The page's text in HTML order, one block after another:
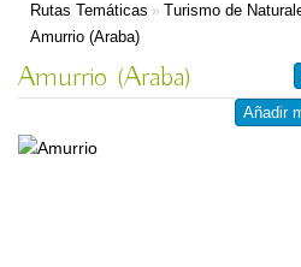
Rutas Temáticas » Turismo de
Amurrio (Araba)
Añadir
Amurrio (Araba)